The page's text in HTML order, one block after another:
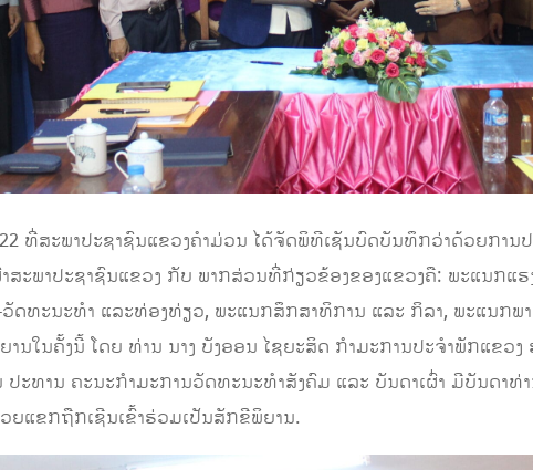
ທີ່ສະພາປະຊາຊົນແຂວງຄໍາມ່ວນ ໄດ້ຈັດພິທີເຊັນບົດບັນທຶກວ່າດ້ວຍການ
ສະພາປະຊາຊົນແຂວງ ກັບ ພາກສ່ວນທີ່ກ່ຽວຂ້ອງຂອງແຂວງຄື: ພະແນກແ
ດທະນະທຳ ແລະທ່ອງທ່ຽວ, ພະແນກສຶກສາທິການ ແລະ ກິລາ, ພະແນກພ
ນໃນຄັ້ງນີ້ ໂດຍ ທ່ານ ນາງ ບັງອອນ ໄຊຍະສິດ ກຳມະການປະຈໍາພັກແຂວ
ະທານ ຄະນະກຳມະການວັດທະນະທຳສັງຄົມ ແລະ ບັນດາເຜົ່າ ມີບັນດາທ່
ແຂກຖືກເຊີນເຂົ້າຮ່ວມເປັນສັກຂີພິຍານ.